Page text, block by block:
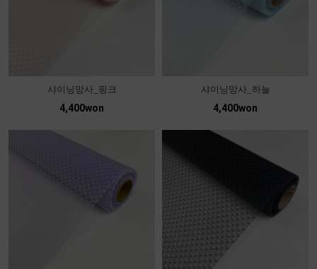
샤이닝망사_핑크
4,400won
샤이닝망사_하늘
4,400won